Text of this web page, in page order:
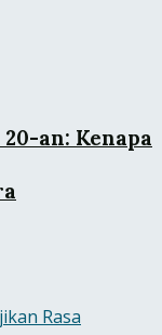
an: Kenapa